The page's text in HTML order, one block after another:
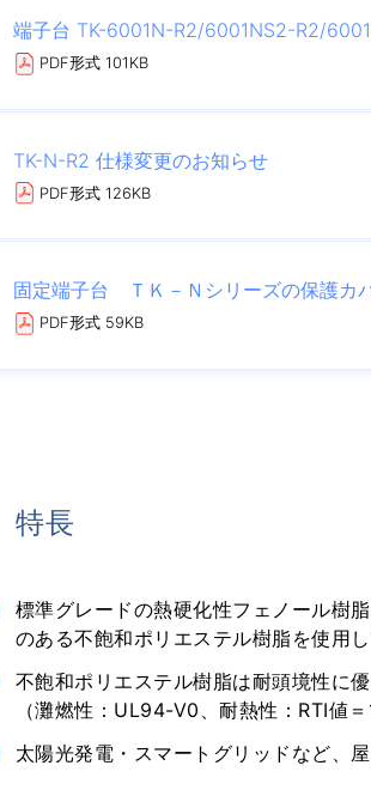
端子台 TK-6001N-R2/6001NS2-R2/
PDF形式 101KB
TK-N-R2 仕様変更のお知らせ
PDF形式 126KB
固定端子台 ＴＫ－Ｎシリーズの保護カ
PDF形式 59KB
特長
標準グレードの熱硬化性フェノール樹
のある不飽和ポリエステル樹脂を使用し
不飽和ポリエステル樹脂は耐頭境性に
（灘燃性：UL94-V0、耐熱性：RTI値
太陽光発電・スマートグリッドなど、